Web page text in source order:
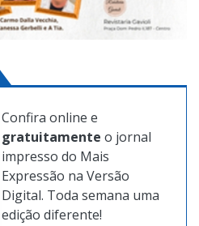
Confira online e
gratuitamente o jornal
impresso do Mais
Expressão na Versão
Digital. Toda semana uma
edição diferente!